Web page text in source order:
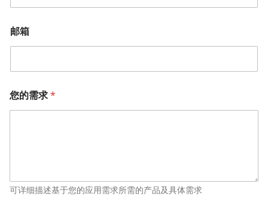
邮箱
您的需求*
可详细描述基于您的应用需求所需的产品及具体需求